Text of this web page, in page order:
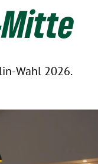
Wahl 2026.